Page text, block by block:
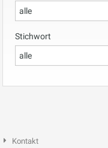
Stichwort
Kontakt